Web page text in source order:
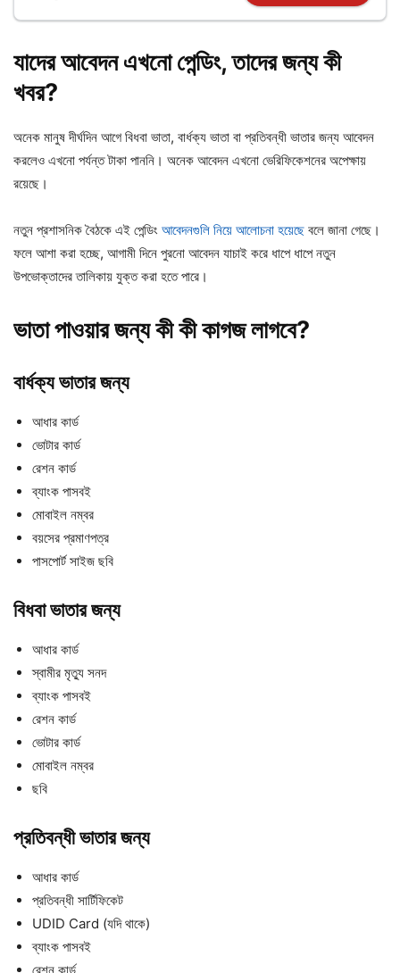
যাদের আবেদন এখনো পেন্ডিং, তাদের জন্য কী
খবর?
অনেক মানুষ দীর্ঘদিন আগে বিধবা ভাতা, বার্ধক্য ভাতা বা প্রতিবন্ধী ভাতার জন্য আবেদন
করলেও এখনো পর্যন্ত টাকা পাননি। অনেক আবেদন এখনো ভেরিফিকেশনের অপেক্ষায়
রয়েছে।
নতুন প্রশাসনিক বৈঠকে এই পেন্ডিং আবেদনগুলি নিয়ে আলোচনা হয়েছে বলে জানা গেছে।
ফলে আশা করা হচ্ছে, আগামী দিনে পুরনো আবেদন যাচাই করে ধাপে ধাপে নতুন
উপভোক্তাদের তালিকায় যুক্ত করা হতে পারে।
ভাতা পাওয়ার জন্য কী কী কাগজ লাগবে?
বার্ধক্য ভাতার জন্য
আধার কার্ড
ভোটার কার্ড
রেশন কার্ড
ব্যাংক পাসবই
মোবাইল নম্বর
বয়সের প্রমাণপত্র
পাসপোর্ট সাইজ ছবি
বিধবা ভাতার জন্য
আধার কার্ড
স্বামীর মৃত্যু সনদ
ব্যাংক পাসবই
রেশন কার্ড
ভোটার কার্ড
মোবাইল নম্বর
ছবি
প্রতিবন্ধী ভাতার জন্য
আধার কার্ড
প্রতিবন্ধী সার্টিফিকেট
UDID Card (যদি থাকে)
ব্যাংক পাসবই